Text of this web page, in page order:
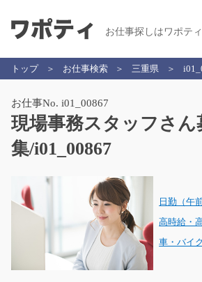
お仕事探しはワポティ
トップ お仕事検索 三重県
お仕事No. i01_00867
現場事務スタッフさん
集/i01_00867
日勤（午
高時給・
車・バイ